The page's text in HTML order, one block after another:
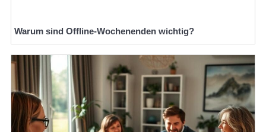
Warum sind Offline-Wochenenden wichtig?